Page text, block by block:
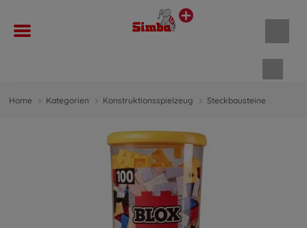
Home Kategorien Konstruktionsspielzeug Steckbausteine